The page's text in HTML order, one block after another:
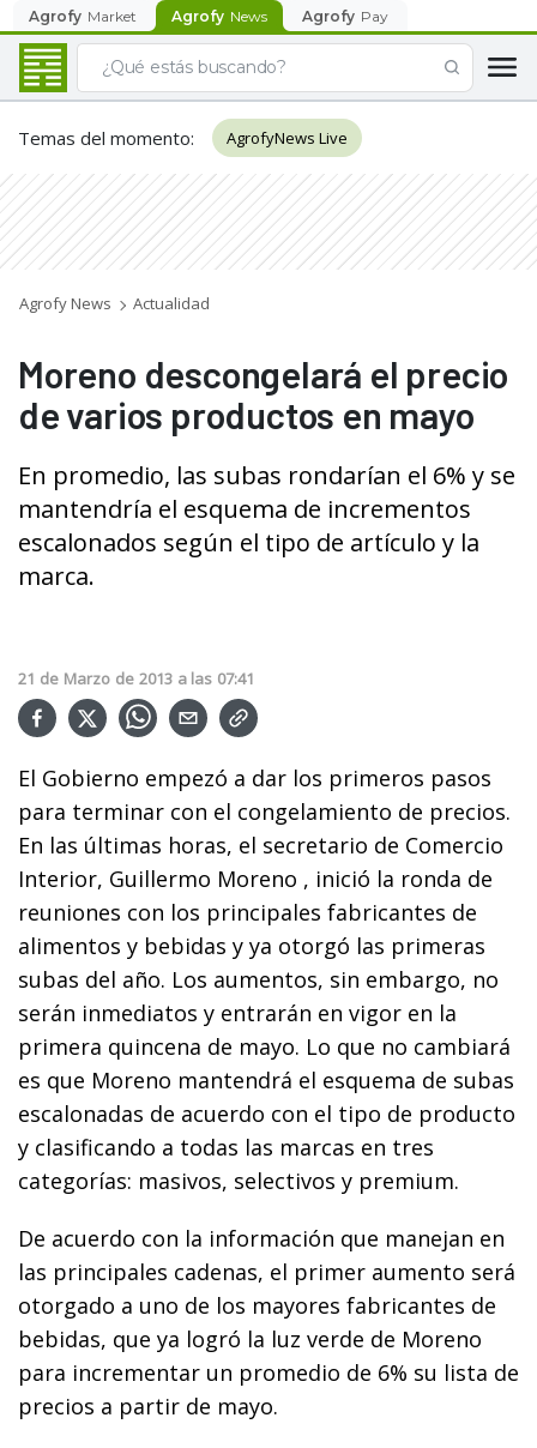
Agrofy Market Agrofy News Agrofy Pay
Temas del momento: AgrofyNews Live
Agrofy News Actualidad
Moreno descongelará el precio
de varios productos en mayo
En promedio, las subas rondarían el 6% y se
mantendría el esquema de incrementos
escalonados según el tipo de artículo y la
marca.
21 de Marzo de 2013 a las 07:41
El Gobierno empezó a dar los primeros pasos
para terminar con el congelamiento de precios.
En las últimas horas, el secretario de Comercio
Interior, Guillermo Moreno , inició la ronda de
reuniones con los principales fabricantes de
alimentos y bebidas y ya otorgó las primeras
subas del año. Los aumentos, sin embargo, no
serán inmediatos y entrarán en vigor en la
primera quincena de mayo. Lo que no cambiará
es que Moreno mantendrá el esquema de subas
escalonadas de acuerdo con el tipo de producto
y clasificando a todas las marcas en tres
categorías: masivos, selectivos y premium.
De acuerdo con la información que manejan en
las principales cadenas, el primer aumento será
otorgado a uno de los mayores fabricantes de
bebidas, que ya logró la luz verde de Moreno
para incrementar un promedio de 6% su lista de
precios a partir de mayo.